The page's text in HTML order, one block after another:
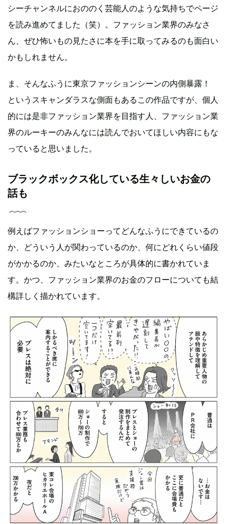
シーチャンネルにおののく芸能人のような気持ちでページ
を読み進めてました（笑）。ファッション業界のみなさ
ん、ぜひ怖いもの見たさに本を手に取ってみるのも面白い
かもしれません。
ま、そんなふうに東京ファッションシーンの内側暴露！
というスキャンダラスな側面もあるこの作品ですが、個人
的には是非ファッション業界を目指す人、ファッション業
界のルーキーのみんなには読んでおいてほしい内容にもな
っていると思いました。
ブラックボックス化している生々しいお金の
話も
例えばファッションショーってどんなふうにできているの
か、どういう人が関わっているのか、何にどれくらい値段
がかかるのか、みたいなところが具体的に書かれていま
す。かつ、ファッション業界のお金のフローについても結
構詳しく描かれています。